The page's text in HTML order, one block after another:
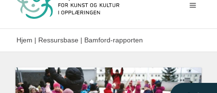
Hjem | Ressursbase | Bamford-rapporten